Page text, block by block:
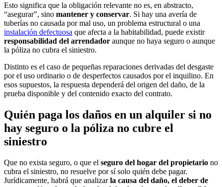
Esto significa que la obligación relevante no es, en abstracto,
“asegurar”, sino mantener y conservar. Si hay una avería de
tuberías no causada por mal uso, un problema estructural o una
instalación defectuosa que afecta a la habitabilidad, puede existir
responsabilidad del arrendador aunque no haya seguro o aunque
la póliza no cubra el siniestro.
Distinto es el caso de pequeñas reparaciones derivadas del desgaste
por el uso ordinario o de desperfectos causados por el inquilino. En
esos supuestos, la respuesta dependerá del origen del daño, de la
prueba disponible y del contenido exacto del contrato.
Quién paga los daños en un alquiler si no
hay seguro o la póliza no cubre el
siniestro
Que no exista seguro, o que el seguro del hogar del propietario no
cubra el siniestro, no resuelve por sí solo quién debe pagar.
Jurídicamente, habrá que analizarla causa del daño, el deber de